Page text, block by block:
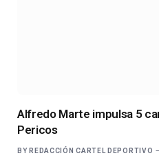
Alfredo Marte impulsa 5
Pericos
BY REDACCIÓN CARTEL DEPORTIVO